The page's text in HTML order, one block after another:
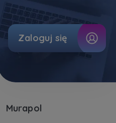
Murapol
Zaloguj się